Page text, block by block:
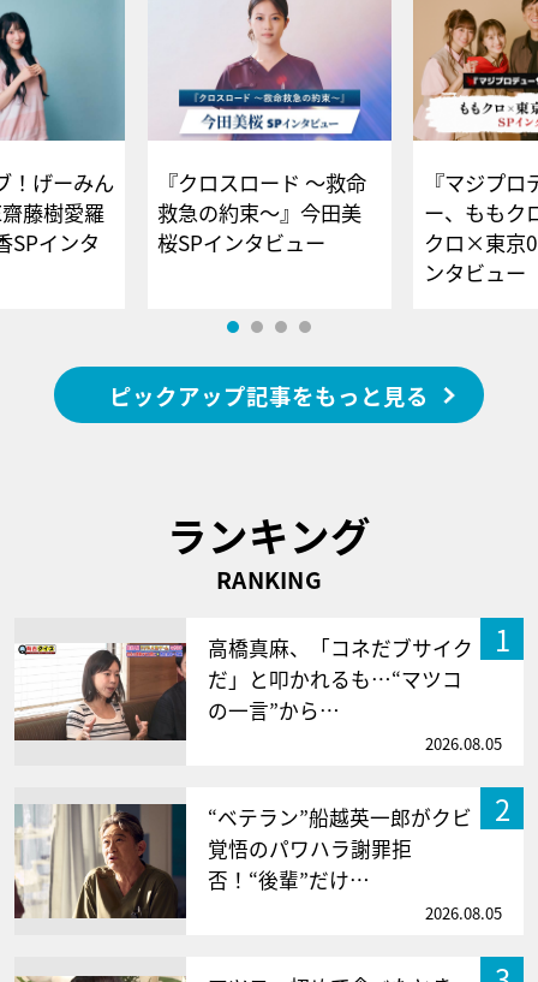
！げーみん
藤樹愛羅
SPインタ
『クロスロード ～救命
救急の約束～』今田美
桜SPインタビュー
『マジプロ
ー、ももク
クロ×東京
ンタビュー
ピックアップ記事をもっと見る
ランキング
RANKING
1
高橋真麻、「コネだブサイク
だ」と叩かれるも…“マツコ
の一言”から…
2026.08.05
2
“ベテラン”船越英一郎がクビ
覚悟のパワハラ謝罪拒
否！“後輩”だけ…
2026.08.05